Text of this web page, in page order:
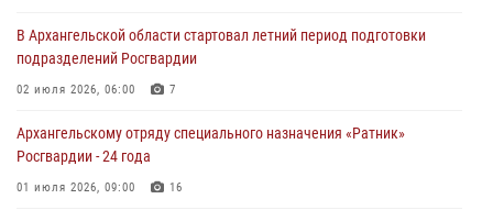
В Архангельской области стартовал летний период подготовки
подразделений Росгвардии
02 июля 2026, 06:00 7
Архангельскому отряду специального назначения «Ратник»
Росгвардии - 24 года
01 июля 2026, 09:00 16